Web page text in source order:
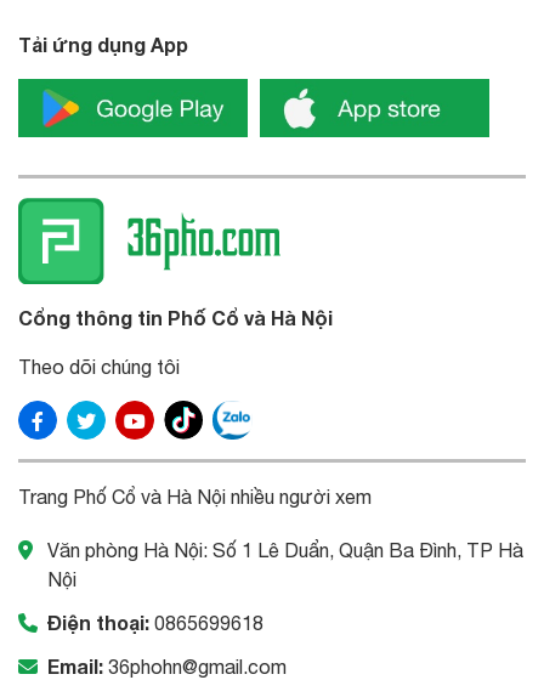
Tải ứng dụng App
Cổng thông tin Phố Cổ và Hà Nội
Theo dõi chúng tôi
Trang Phố Cổ và Hà Nội nhiều người xem
Văn phòng Hà Nội: Số 1 Lê Duẩn, Quận Ba Đình, TP Hà
Nội
Điện thoại: 0865699618
Email: 36phohn@gmail.com